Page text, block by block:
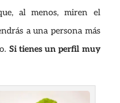
al menos, miren el
a una persona más
Si tienes un perfil muy